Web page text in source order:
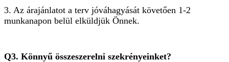
3. Az árajánlatot a terv jóváhagyását követően 1-2
munkanapon belül elküldjük Önnek.
Q3. Könnyű összeszerelni szekrényeinket?